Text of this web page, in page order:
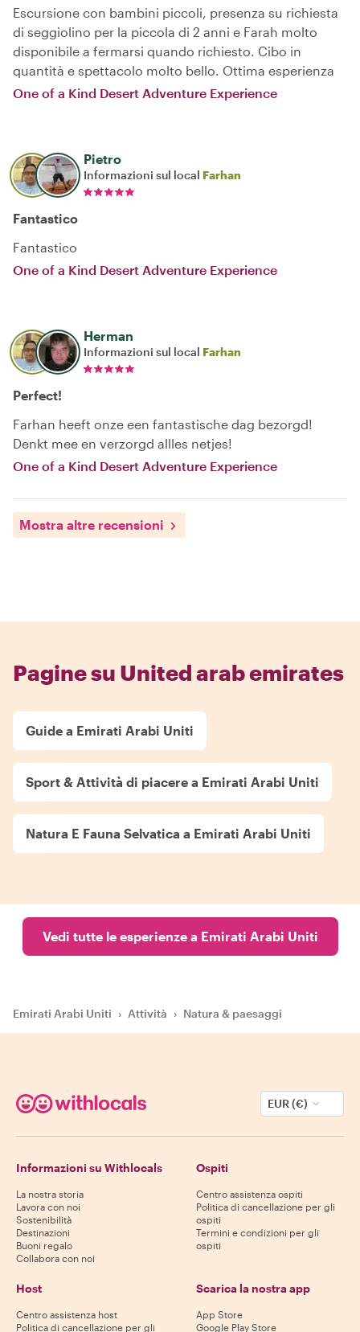
Escursione con bambini piccoli, presenza su richiesta
di seggiolino per la piccola di 2 anni e Farah molto
disponibile a fermarsi quando richiesto. Cibo in
quantità e spettacolo molto bello. Ottima esperienza
One of a Kind Desert Adventure Experience
Pietro
Informazioni sul local Farhan
Fantastico
Fantastico
One of a Kind Desert Adventure Experience
Herman
Informazioni sul local Farhan
Perfect!
Farhan heeft onze een fantastische dag bezorgd!
Denkt mee en verzorgd allles netjes!
One of a Kind Desert Adventure Experience
Mostra altre recensioni
Pagine su United arab emirates
Guide a Emirati Arabi Uniti
Sport & Attività di piacere a Emirati Arabi Uniti
Natura E Fauna Selvatica a Emirati Arabi Uniti
Vedi tutte le esperienze a Emirati Arabi Uniti
Emirati Arabi Uniti › Attività › Natura & paesaggi
EUR (€)
Informazioni su Withlocals
La nostra storia
Lavora con noi
Sostenibilità
Destinazioni
Buoni regalo
Collabora con noi
Ospiti
Centro assistenza ospiti
Politica di cancellazione per gli
ospiti
Termini e condizioni per gli
ospiti
Host
Centro assistenza host
Politica di cancellazione per gli
Scarica la nostra app
App Store
Google Play Store